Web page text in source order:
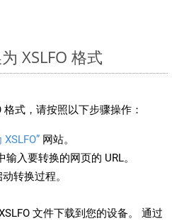
XSLFO 格式
式，请按照以下步骤操作：
网站。
入要转换的网页的 URL。
转换过程。
文件下载到您的设备。 通过